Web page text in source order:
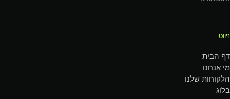
ניווט
דף הבית
מי אנחנו
הלקוחות שלנו
בלוג